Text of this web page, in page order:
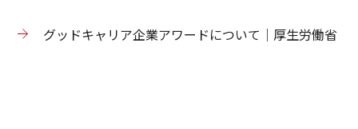
グッドキャリア企業アワードについて｜厚生労働省